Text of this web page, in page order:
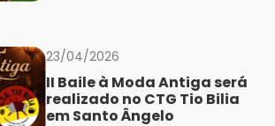
23/04/2026
II Baile à Moda Antiga será
realizado no CTG Tio Bilia
em Santo Ângelo